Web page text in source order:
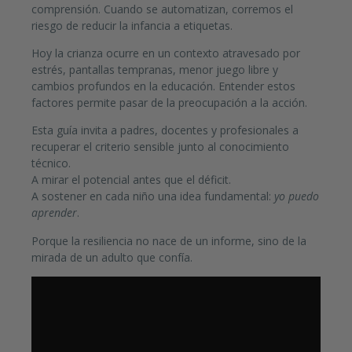
comprensión. Cuando se automatizan, corremos el
riesgo de reducir la infancia a etiquetas.
Hoy la crianza ocurre en un contexto atravesado por
estrés, pantallas tempranas, menor juego libre y
cambios profundos en la educación. Entender estos
factores permite pasar de la preocupación a la acción.
Esta guía invita a padres, docentes y profesionales a
recuperar el criterio sensible junto al conocimiento
técnico.
A mirar el potencial antes que el déficit.
A sostener en cada niño una idea fundamental: yo puedo
aprender.
Porque la resiliencia no nace de un informe, sino de la
mirada de un adulto que confía.